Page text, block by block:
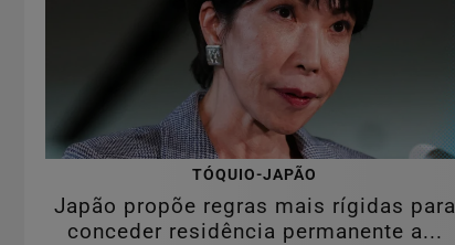
TÓQUIO-JAPÃO
Japão propõe regras mais rígidas para
conceder residência permanente a...